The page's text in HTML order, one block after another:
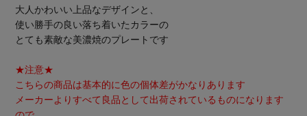
大人かわいい上品なデザインと、
使い勝手の良い落ち着いたカラーの
とても素敵な美濃焼のプレートです
★注意★
こちらの商品は基本的に色の個体差がかなりあります
メーカーよりすべて良品として出荷されているものになります